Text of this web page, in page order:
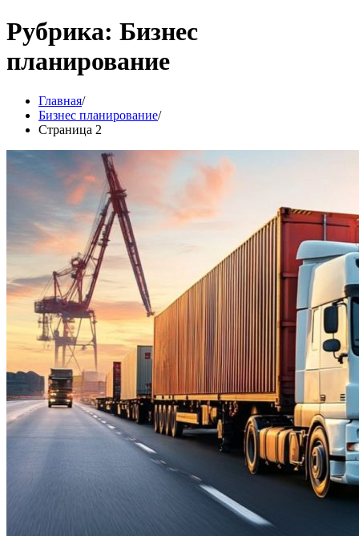
Рубрика: Бизнес
планирование
Главная
Бизнес планирование
Страница 2